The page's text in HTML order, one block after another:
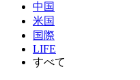
中国
米国
国際
LIFE
すべて